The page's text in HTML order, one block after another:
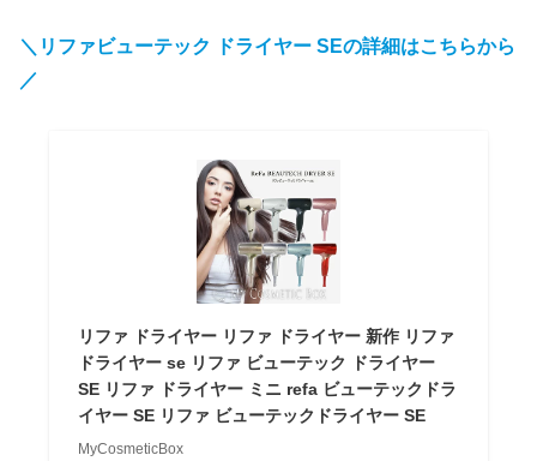
＼リファビューテック ドライヤー SEの詳細はこちらから
／
リファ ドライヤー リファ ドライヤー 新作 リファ
ドライヤー se リファ ビューテック ドライヤー
SE リファ ドライヤー ミニ refa ビューテックドラ
イヤー SE リファ ビューテックドライヤー SE
MyCosmeticBox